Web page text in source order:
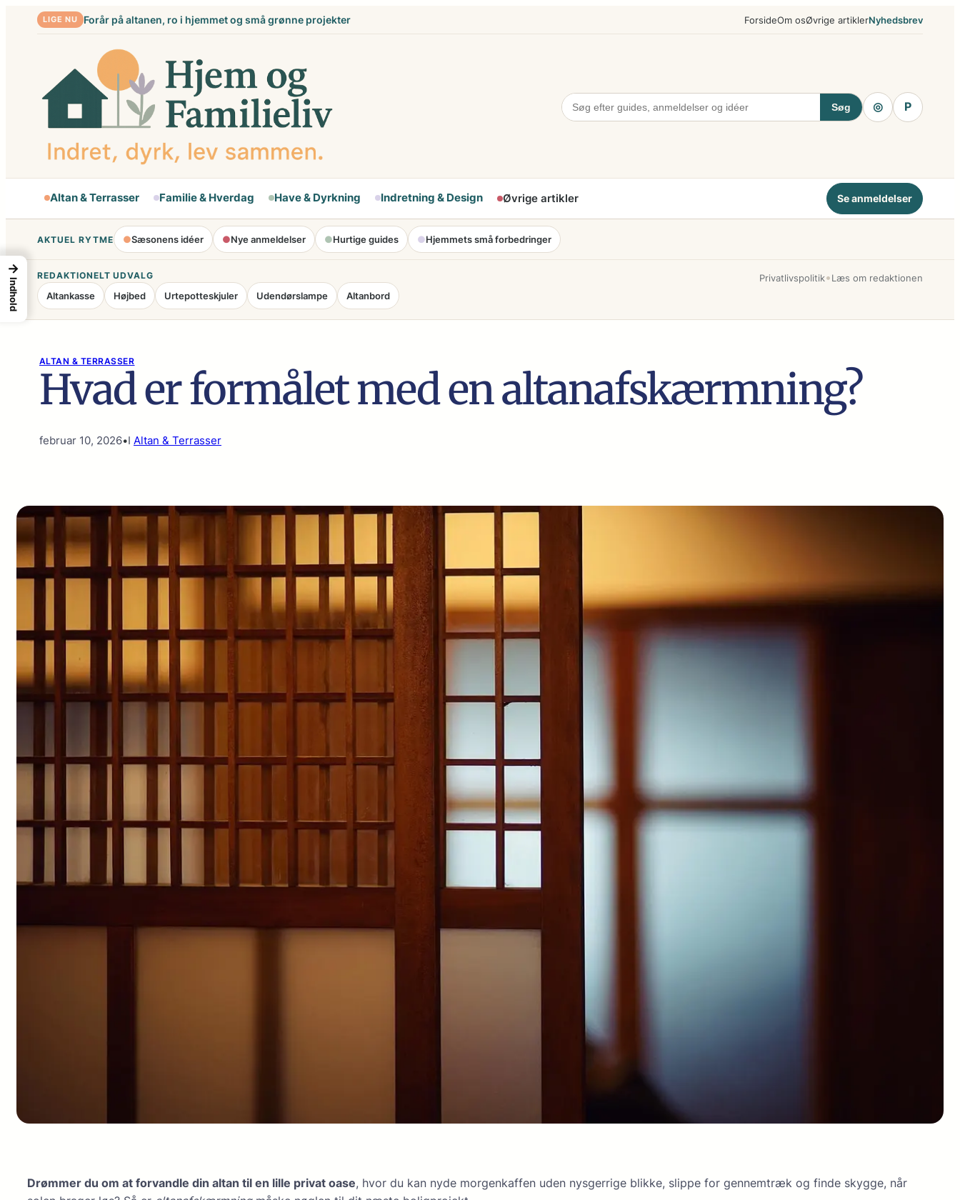
Spring LIGE NU Forår på altanen, ro i hjemmet og små grønne projekter ForsideOm osØvrige artiklerNyhedsbrev
Søg ◎ P
Altan & Terrasser Familie & Hverdag Have & Dyrkning Indretning & Design Øvrige artikler Se anmeldelser
AKTUEL RYTME ●Sæsonens idéer ●Nye anmeldelser ●Hurtige guides ●Hjemmets små forbedringer
REDAKTIONELT UDVALG
Altankasse Højbed Urtepotteskjuler Udendørslampe Altanbord
Privatlivspolitik•Læs om redaktionen
ALTAN & TERRASSER
Hvad er formålet med en altanafskærmning?
februar 10, 2026•I Altan & Terrasser
Drømmer du om at forvandle din altan til en lille privat oase, hvor du kan nyde morgenkaffen uden nysgerrige blikke, slippe for gennemtræk og finde skygge, når
→
Indhold